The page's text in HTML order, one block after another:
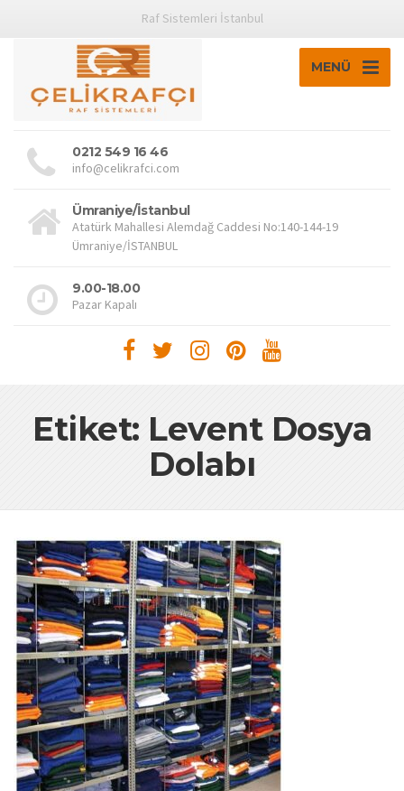
Raf Sistemleri İstanbul
MENÜ
0212 549 16 46
info@celikrafci.com
Ümraniye/İstanbul
Atatürk Mahallesi Alemdağ Caddesi No:140-144-19
Ümraniye/İSTANBUL
9.00-18.00
Pazar Kapalı
Etiket: Levent Dosya
Dolabı